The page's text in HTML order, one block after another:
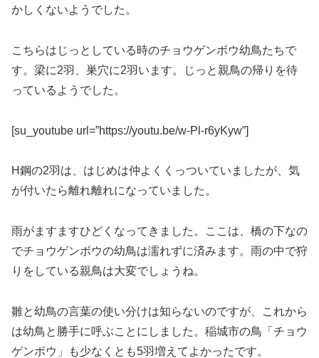
かしくないようでした。
こちらはじっとしている時のチョウゲンボウ幼鳥たちで
す。梁に2羽、巣穴に2羽います。じっと親鳥の帰りを待
っているようでした。
[su_youtube url=”https://youtu.be/w-Pl-r6yKyw”]
H鋼の2羽は、はじめは仲よくくっついていましたが、気
が付いたら離れ離れになっていました。
雨がますますひどくなってきました。ここは、橋の下なの
でチョウゲンボウの幼鳥は濡れずに済みます。雨の中で狩
りをしている親鳥は大変でしょうね。
雛と幼鳥の言葉の使い分けは知らないのですが、これから
は幼鳥と勝手に呼ぶことにしました。稲城市の鳥「チョウ
ゲンボウ」も少なくとも5羽増えてよかったです。